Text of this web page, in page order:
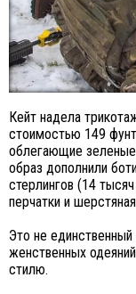
Кейт надела
стоимостью 149
облегающие
образ дополнили
стерлингов (14
перчатки и
Это не
женственных
стилю.